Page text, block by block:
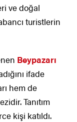
ve doğal
turistlerin
Beypazarı
ifade
hem de
Tanıtım
kişi katıldı.